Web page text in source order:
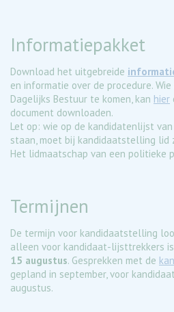
Informatiepakket
Download het uitgebreide
en informatie over de procedure.
Dagelijks Bestuur te komen, kan hier
document downloaden.
Let op: wie op de kandidatenlijst
staan, moet bij kandidaatstelling lid
Het lidmaatschap van een politieke
Termijnen
De termijn voor kandidaatstelling
alleen voor kandidaat-lijsttrekkers
15 augustus. Gesprekken met de
gepland in september, voor
augustus.